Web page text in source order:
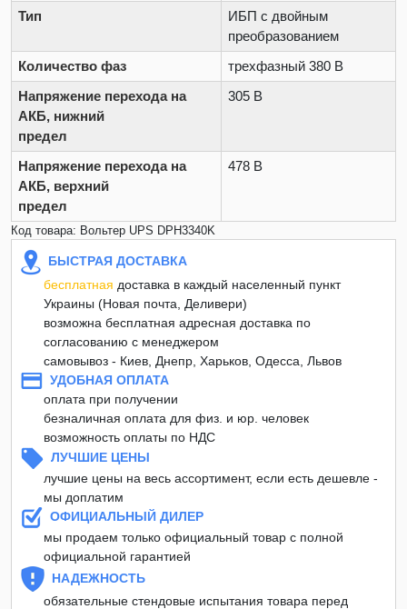
Тип
ИБП с двойным
преобразованием
Количество фаз
трехфазный 380 В
Напряжение перехода на
АКБ, нижний
предел
305 В
Напряжение перехода на
АКБ, верхний
предел
478 В
Код товара: Вольтер UPS DPH3340K
БЫСТРАЯ ДОСТАВКА
бесплатная доставка в каждый населенный пункт
Украины (Новая почта, Деливери)
возможна бесплатная адресная доставка по
согласованию с менеджером
самовывоз - Киев, Днепр, Харьков, Одесса, Львов
УДОБНАЯ ОПЛАТА
оплата при получении
безналичная оплата для физ. и юр. человек
возможность оплаты по НДС
ЛУЧШИЕ ЦЕНЫ
лучшие цены на весь ассортимент, если есть дешевле -
мы доплатим
ОФИЦИАЛЬНЫЙ ДИЛЕР
мы продаем только официальный товар с полной
официальной гарантией
НАДЕЖНОСТЬ
обязательные стендовые испытания товара перед